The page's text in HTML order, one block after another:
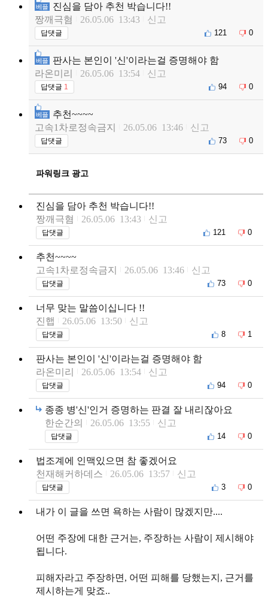
베플
진심을 담아 추천 박습니다!!
짱깨극혐
26.05.06 13:43 신고
답댓글 121 0
베플
판사는 본인이 '신'이라는걸 증명해야 함
라온미리
26.05.06 13:54 신고
답댓글 1 94 0
베플
추천~~~~
고속1차로정속금지
26.05.06 13:46 신고
답댓글 73 0
파워링크 광고
진심을 담아 추천 박습니다!!
짱깨극혐
26.05.06 13:43 신고
답댓글 121 0
추천~~~~
고속1차로정속금지
26.05.06 13:46 신고
답댓글 73 0
너무 맞는 말씀이십니다 !!
진햅
26.05.06 13:50 신고
답댓글 8 1
판사는 본인이 '신'이라는걸 증명해야 함
라온미리
26.05.06 13:54 신고
답댓글 94 0
종종 병'신'인거 증명하는 판결 잘 내리잖아요
한순간의
26.05.06 13:55 신고
답댓글 14 0
법조계에 인맥있으면 참 좋겠어요
천재해커하데스
26.05.06 13:57 신고
답댓글 3 0
내가 이 글을 쓰면 욕하는 사람이 많겠지만....
어떤 주장에 대한 근거는, 주장하는 사람이 제시해야
됩니다.
피해자라고 주장하면, 어떤 피해를 당했는지, 근거를
제시하는게 맞죠..